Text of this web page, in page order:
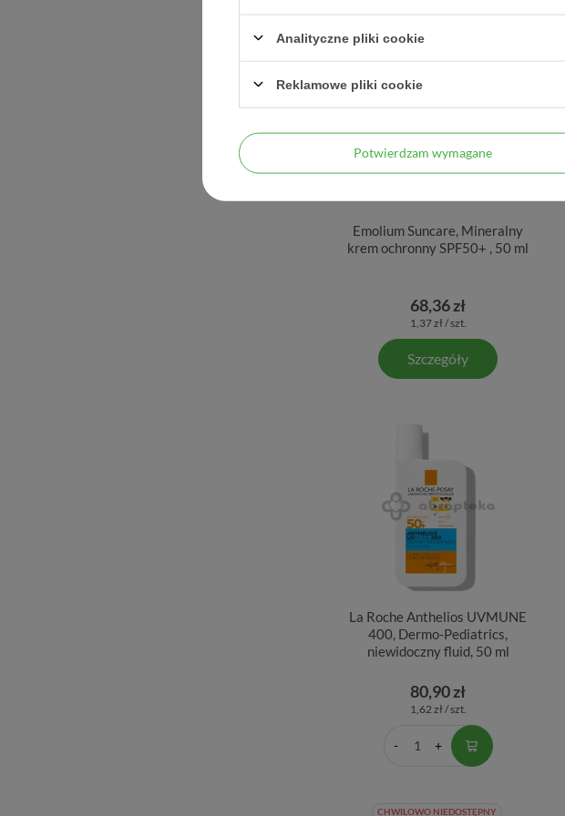
CHWILOWO NIEDOSTĘPNY
Emolium Suncare, Mineralny
krem ochronny SPF50+ , 50 ml
68,36 zł
1,37 zł / szt.
Szczegóły
La Roche Anthelios UVMUNE
400, Dermo-Pediatrics,
niewidoczny fluid, 50 ml
80,90 zł
1,62 zł / szt.
CHWILOWO NIEDOSTĘPNY
Analityczne pliki cookie
Reklamowe pliki cookie
Potwierdzam wymagane